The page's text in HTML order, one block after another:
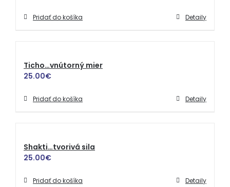
Pridať do košíka Detaily
Ticho…vnútorný mier
25.00€
Pridať do košíka Detaily
Shakti…tvorivá sila
25.00€
Pridať do košíka Detaily